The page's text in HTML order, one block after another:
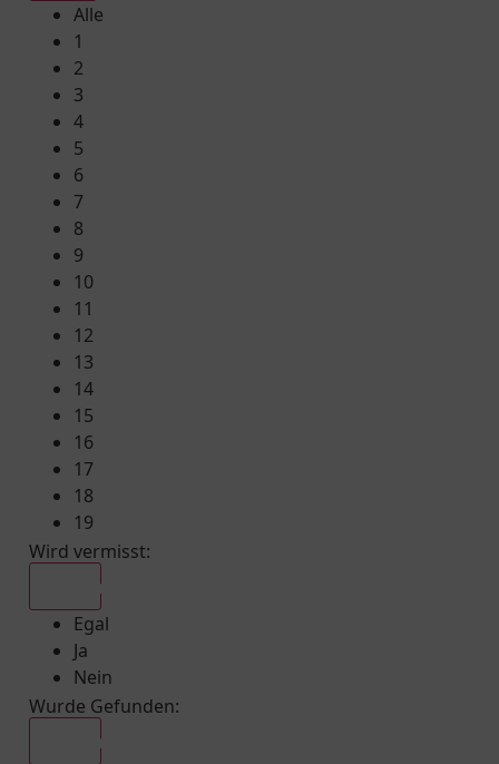
Alle
1
2
3
4
5
6
7
8
9
10
11
12
13
14
15
16
17
18
19
Wird vermisst:
Egal
Ja
Nein
Wurde Gefunden: